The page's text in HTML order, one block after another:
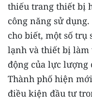
thiếu trang thiết bị
công năng sử
cho biết, một số
lạnh và thiết bị làm
động của lực lượng
Thành phố hiện
điều kiện đầu tư